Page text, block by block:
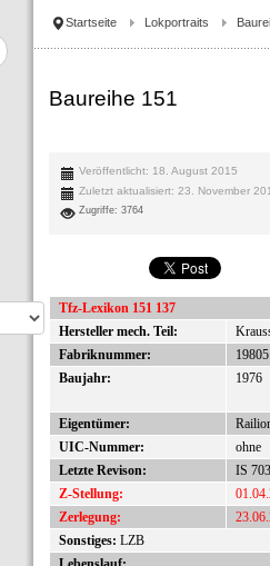
Startseite Lokportraits
Baureihe 151
Veröffentlicht: 18. August 2015
Zuletzt aktualisiert: 23. November
Zugriffe: 3764
Tfz-Lexikon 151 137
Hersteller mech. Teil:
Fabriknummer:
19805
Baujahr:
1976
Eigentümer:
UIC-Nummer:
ohne
Letzte Revison:
IS
Z-Stellung:
Zerlegung:
Sonstiges: LZB